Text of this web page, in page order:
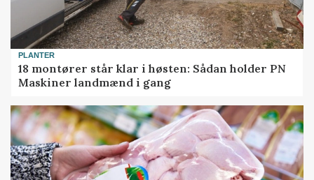
PLANTER
18 montører står klar i høsten: Sådan holder PN
Maskiner landmænd i gang